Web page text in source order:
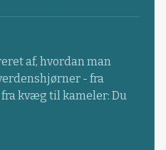
af, hvordan man
- fra
kvæg til kameler: Du